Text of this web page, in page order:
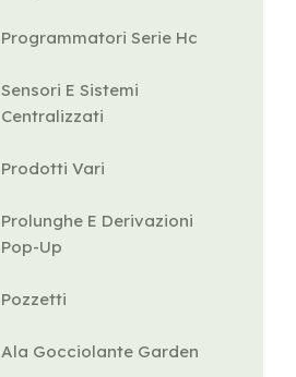
Programmatori Serie Hc
Sensori E Sistemi
Centralizzati
Prodotti Vari
Prolunghe E Derivazioni
Pop-Up
Pozzetti
Ala Gocciolante Garden